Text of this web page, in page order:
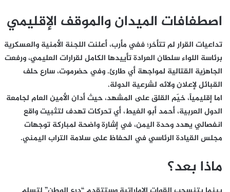
اصطفافات الميدان والموقف الإقليمي
تداعيات القرار لم تتأخر؛ ففي مأرب، أعلنت اللجنة الأمنية والعسكرية
برئاسة اللواء سلطان العرادة تأييدها الكامل لقرارات العليمي، ورفعت
الجاهزية القتالية لمواجهة أي طارئ. وفي حضرموت، سارع حلف
القبائل لإعلان ولائه لشرعية الدولة.
اما إقليمياً، خيّم القلق على المشهد، حيث أدان الأمين العام لجامعة
الدول العربية، أحمد أبو الغيط، أي تحركات تهدف لتثبيت واقع
انفصالي يهدد وحدة اليمن، في إشارة واضحة لمباركة توجهات
مجلس القيادة الرئاسي في الحفاظ على سلامة التراب اليمني.
ماذا بعد؟